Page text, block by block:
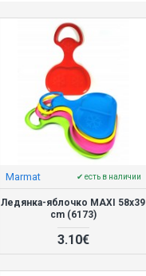
Marmat ✔ есть в наличии
Ледянка-яблочко MAXI 58x39
cm (6173)
3.10€